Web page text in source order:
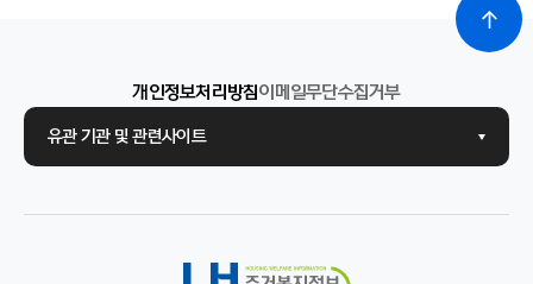
개인정보처리방침이메일무단수집거부
유관 기관 및 관련사이트